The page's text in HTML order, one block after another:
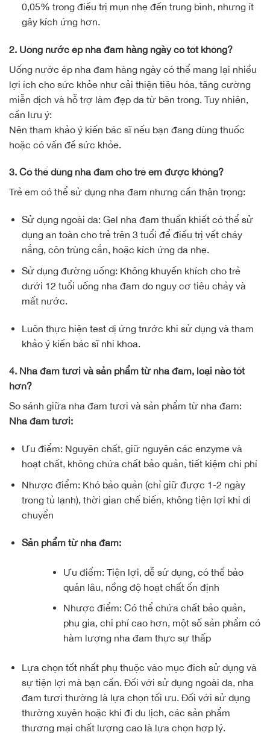
0,05% trong điều trị mụn nhẹ đến trung bình, nhưng ít
gây kích ứng hơn.
2. Uống nước ép nha đam hàng ngày có tốt không?
Uống nước ép nha đam hàng ngày có thể mang lại nhiều
lợi ích cho sức khỏe như cải thiện tiêu hóa, tăng cường
miễn dịch và hỗ trợ làm đẹp da từ bên trong. Tuy nhiên,
cần lưu ý:
Nên tham khảo ý kiến bác sĩ nếu bạn đang dùng thuốc
hoặc có vấn đề sức khỏe.
3. Có thể dùng nha đam cho trẻ em được không?
Trẻ em có thể sử dụng nha đam nhưng cần thận trọng:
Sử dụng ngoài da: Gel nha đam thuần khiết có thể sử
dụng an toàn cho trẻ trên 3 tuổi để điều trị vết cháy
nắng, côn trùng cắn, hoặc kích ứng da nhẹ.
Sử dụng đường uống: Không khuyến khích cho trẻ
dưới 12 tuổi uống nha đam do nguy cơ tiêu chảy và
mất nước.
Luôn thực hiện test dị ứng trước khi sử dụng và tham
khảo ý kiến bác sĩ nhi khoa.
4. Nha đam tươi và sản phẩm từ nha đam, loại nào tốt
hơn?
So sánh giữa nha đam tươi và sản phẩm từ nha đam:
Nha đam tươi:
Ưu điểm: Nguyên chất, giữ nguyên các enzyme và
hoạt chất, không chứa chất bảo quản, tiết kiệm chi phí
Nhược điểm: Khó bảo quản (chỉ giữ được 1-2 ngày
trong tủ lạnh), thời gian chế biến, không tiện lợi khi di
chuyển
Sản phẩm từ nha đam:
Ưu điểm: Tiện lợi, dễ sử dụng, có thể bảo
quản lâu, nồng độ hoạt chất ổn định
Nhược điểm: Có thể chứa chất bảo quản,
phụ gia, chi phí cao hơn, một số sản phẩm có
hàm lượng nha đam thực sự thấp
Lựa chọn tốt nhất phụ thuộc vào mục đích sử dụng và
sự tiện lợi mà bạn cần. Đối với sử dụng ngoài da, nha
đam tươi thường là lựa chọn tối ưu. Đối với sử dụng
thường xuyên hoặc khi đi du lịch, các sản phẩm
thương mại chất lượng cao là lựa chọn hợp lý.